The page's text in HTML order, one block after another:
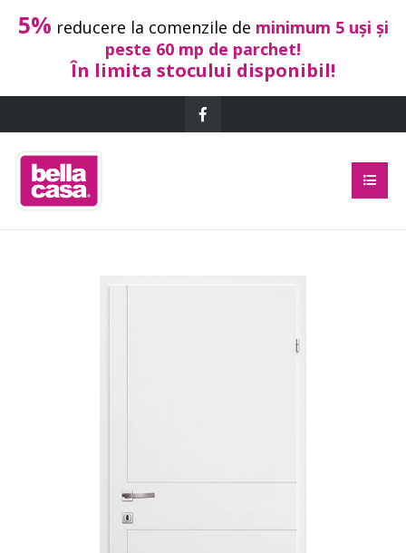
5% reducere la comenzile de minimum 5 uși și
peste 60 mp de parchet!
În limita stocului disponibil!